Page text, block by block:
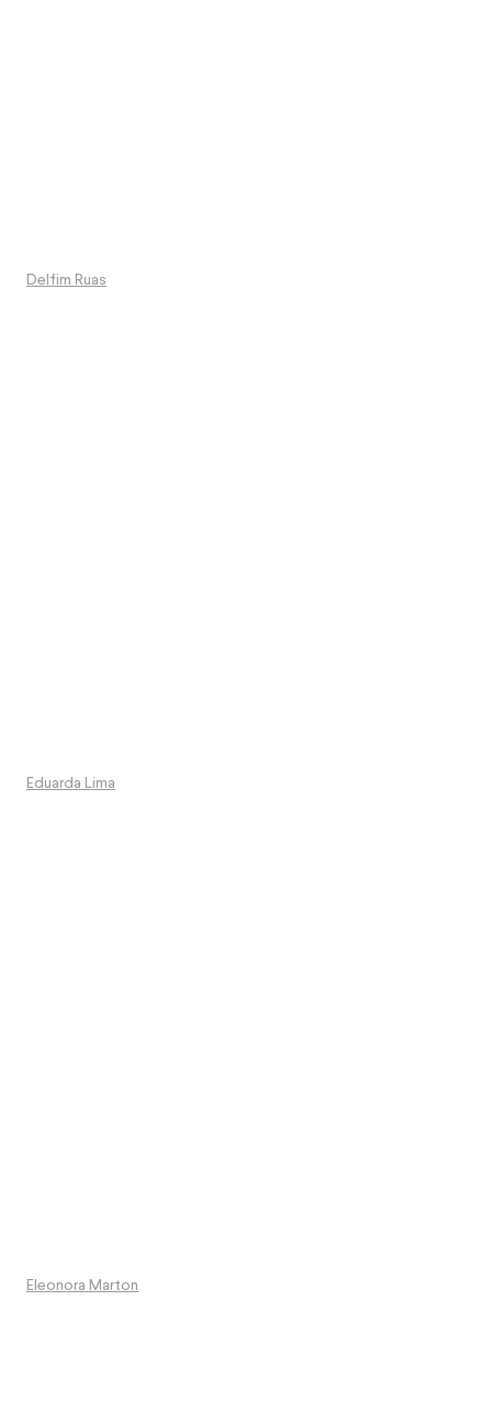
Delfim Ruas
Eduarda Lima
Eleonora Marton